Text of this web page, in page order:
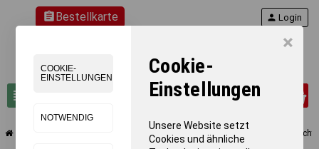
×
COOKIE-
EINSTELLUNGEN
NOTWENDIG
Cookie-
Einstellungen
Unsere Website setzt
Cookies und ähnliche
assignmentBestellkarte
view_headline search
person Login
Fußball-Tore 7.32 x 2.44 m chevron_right